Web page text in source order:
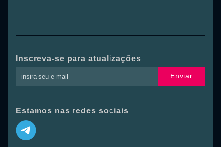
Inscreva-se para atualizações
Enviar
Estamos nas redes sociais